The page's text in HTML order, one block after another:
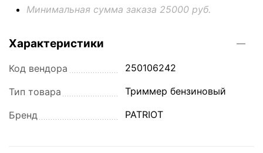
Минимальная сумма заказа 25000 руб.
Характеристики
Код вендора 250106242
Тип товара Триммер бензиновый
Бренд PATRIOT